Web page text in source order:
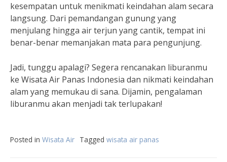
kesempatan untuk menikmati keindahan alam secara
langsung. Dari pemandangan gunung yang
menjulang hingga air terjun yang cantik, tempat ini
benar-benar memanjakan mata para pengunjung.
Jadi, tunggu apalagi? Segera rencanakan liburanmu
ke Wisata Air Panas Indonesia dan nikmati keindahan
alam yang memukau di sana. Dijamin, pengalaman
liburanmu akan menjadi tak terlupakan!
Posted in Wisata Air Tagged wisata air panas